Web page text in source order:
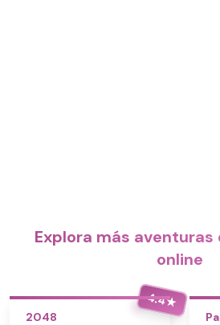
Explora más aventuras
online
4.4★
2048